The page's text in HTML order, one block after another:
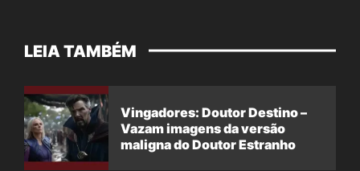
LEIA TAMBÉM
Vingadores: Doutor Destino –
Vazam imagens da versão
maligna do Doutor Estranho